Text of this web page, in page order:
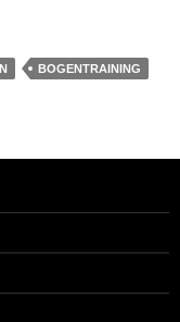
BOGENTRAINING